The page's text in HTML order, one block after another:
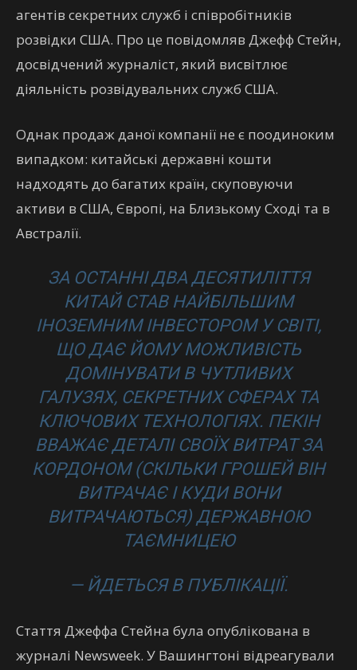
агентів секретних служб і співробітників
розвідки США. Про це повідомляв Джефф Стейн,
досвідчений журналіст, який висвітлює
діяльність розвідувальних служб США.
Однак продаж даної компанії не є поодиноким
випадком: китайські державні кошти
надходять до багатих країн, скуповуючи
активи в США, Європі, на Близькому Сході та в
Австралії.
ЗА ОСТАННІ ДВА ДЕСЯТИЛІТТЯ
КИТАЙ СТАВ НАЙБІЛЬШИМ
ІНОЗЕМНИМ ІНВЕСТОРОМ У СВІТІ,
ЩО ДАЄ ЙОМУ МОЖЛИВІСТЬ
ДОМІНУВАТИ В ЧУТЛИВИХ
ГАЛУЗЯХ, СЕКРЕТНИХ СФЕРАХ ТА
КЛЮЧОВИХ ТЕХНОЛОГІЯХ. ПЕКІН
ВВАЖАЄ ДЕТАЛІ СВОЇХ ВИТРАТ ЗА
КОРДОНОМ (СКІЛЬКИ ГРОШЕЙ ВІН
ВИТРАЧАЄ І КУДИ ВОНИ
ВИТРАЧАЮТЬСЯ) ДЕРЖАВНОЮ
ТАЄМНИЦЕЮ
— ЙДЕТЬСЯ В ПУБЛІКАЦІЇ.
Стаття Джеффа Стейна була опублікована в
журналі Newsweek. У Вашингтоні відреагували